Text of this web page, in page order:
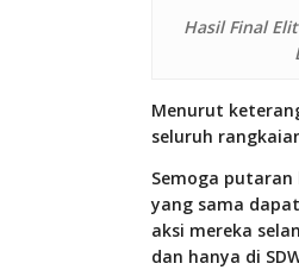
Hasil Final
Menurut
seluruh
Semoga
yang sama
aksi mereka
dan hanya di